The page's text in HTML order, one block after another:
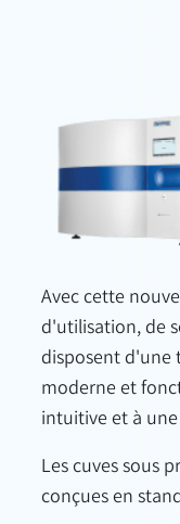
Avec cette
d'utilisation, de
disposent d'une
moderne et
intuitive et à
Les cuves sous
conçues en